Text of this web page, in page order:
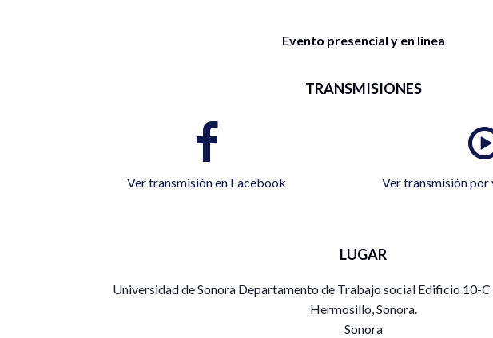
Evento presencial y en línea
TRANSMISIONES
Ver transmisión en Facebook Ver transmisión
LUGAR
Universidad de Sonora Departamento de Trabajo social Edificio 10-
Hermosillo, Sonora.
Sonora